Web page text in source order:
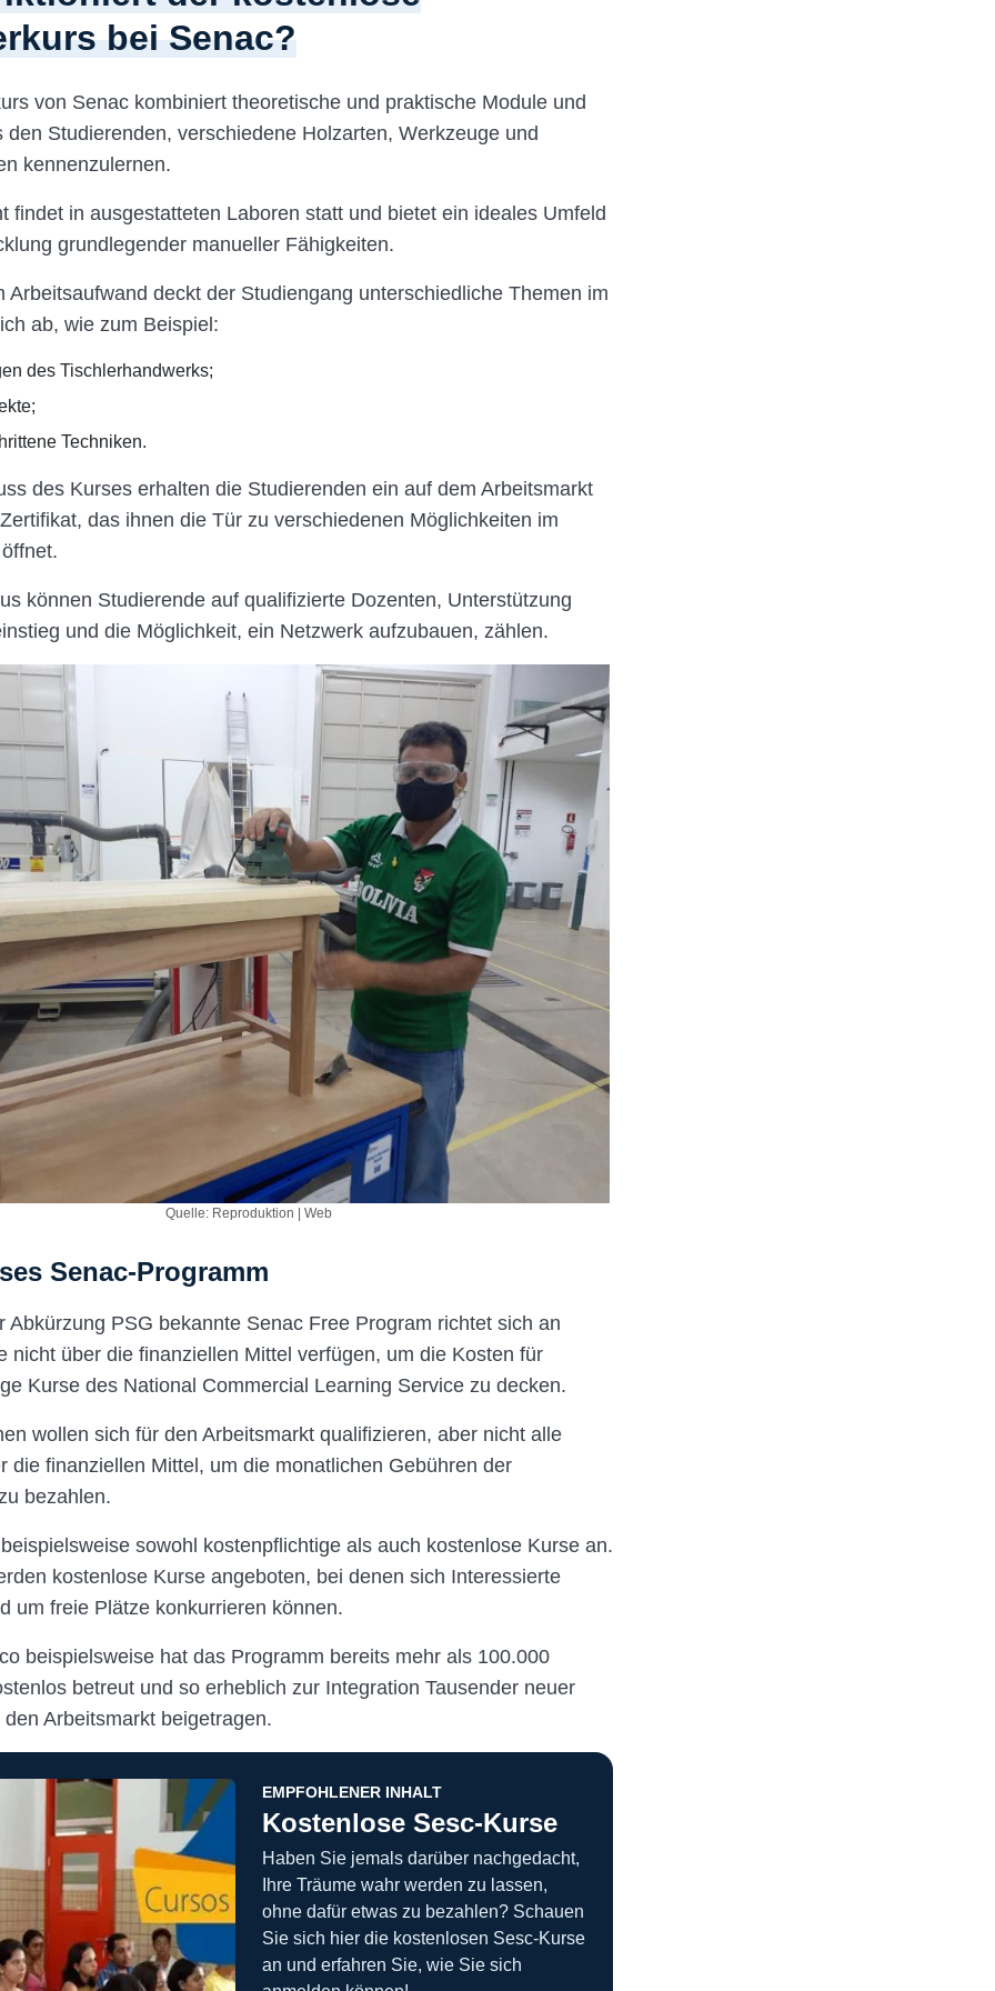
bei Senac?
von Senac kombiniert theoretische und praktische Module und
den Studierenden, verschiedene Holzarten, Werkzeuge und
kennenzulernen.
findet in ausgestatteten Laboren statt und bietet ein ideales Umfeld
grundlegender manueller Fähigkeiten.
Arbeitsaufwand deckt der Studiengang unterschiedliche Themen im
ab, wie zum Beispiel:
des Tischlerhandwerks;
Techniken.
des Kurses erhalten die Studierenden ein auf dem Arbeitsmarkt
das ihnen die Tür zu verschiedenen Möglichkeiten im
können Studierende auf qualifizierte Dozenten, Unterstützung
und die Möglichkeit, ein Netzwerk aufzubauen, zählen.
Quelle: Reproduktion | Web
Senac-Programm
Abkürzung PSG bekannte Senac Free Program richtet sich an
nicht über die finanziellen Mittel verfügen, um die Kosten für
Kurse des National Commercial Learning Service zu decken.
wollen sich für den Arbeitsmarkt qualifizieren, aber nicht alle
die finanziellen Mittel, um die monatlichen Gebühren der
bezahlen.
sowohl kostenpflichtige als auch kostenlose Kurse an.
kostenlose Kurse angeboten, bei denen sich Interessierte
um freie Plätze konkurrieren können.
beispielsweise hat das Programm bereits mehr als 100.000
betreut und so erheblich zur Integration Tausender neuer
Arbeitsmarkt beigetragen.
EMPFOHLENER INHALT
Kostenlose Sesc-Kurse
Haben Sie jemals darüber nachgedacht,
Ihre Träume wahr werden zu lassen,
ohne dafür etwas zu bezahlen? Schauen
Sie sich hier die kostenlosen Sesc-Kurse
an und erfahren Sie, wie Sie sich